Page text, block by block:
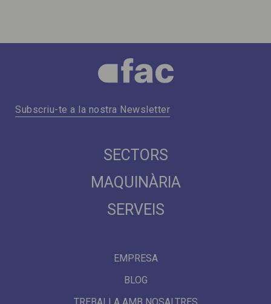
Subscriu-te a la nostra Newsletter
SECTORS
MAQUINÀRIA
SERVEIS
EMPRESA
BLOG